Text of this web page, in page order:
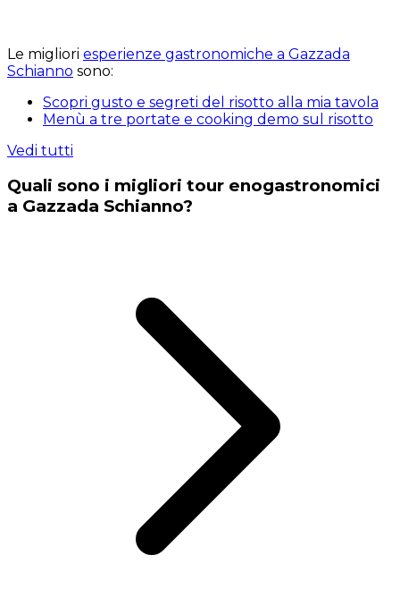
Le migliori esperienze gastronomiche a Gazzada
Schianno sono:
Scopri gusto e segreti del risotto alla mia tavola
Menù a tre portate e cooking demo sul risotto
Vedi tutti
Quali sono i migliori tour enogastronomici
a Gazzada Schianno?